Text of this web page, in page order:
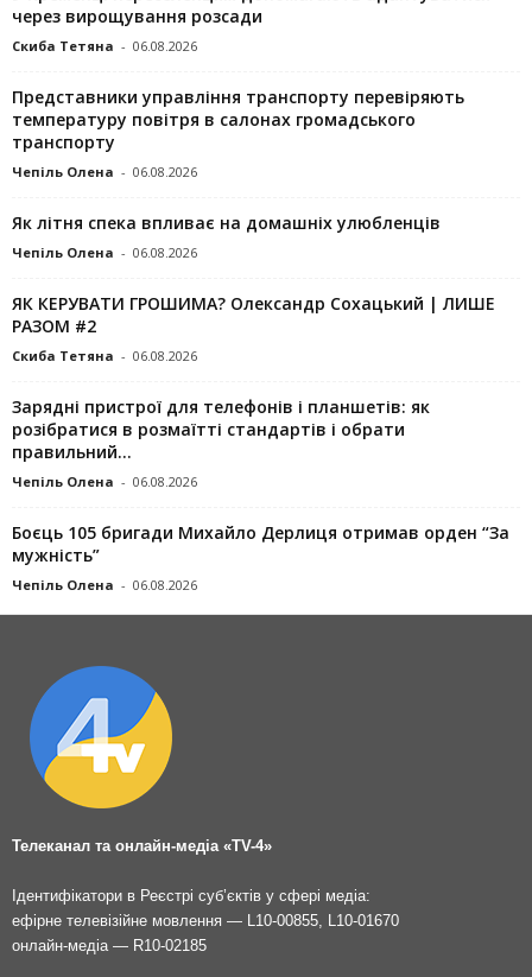
через вирощування розсади
Скиба Тетяна - 06.08.2026
Представники управління транспорту перевіряють
температуру повітря в салонах громадського
транспорту
Чепіль Олена - 06.08.2026
Як літня спека впливає на домашніх улюбленців
Чепіль Олена - 06.08.2026
ЯК КЕРУВАТИ ГРОШИМА? Олександр Сохацький | ЛИШЕ
РАЗОМ #2
Скиба Тетяна - 06.08.2026
Зарядні пристрої для телефонів і планшетів: як
розібратися в розмаїтті стандартів і обрати
правильний...
Чепіль Олена - 06.08.2026
Боєць 105 бригади Михайло Дерлиця отримав орден “За
мужність”
Чепіль Олена - 06.08.2026
Телеканал та онлайн-медіа «TV-4»
Ідентифікатори в Реєстрі суб’єктів у сфері медіа:
ефірне телевізійне мовлення — L10-00855, L10-01670
онлайн-медіа — R10-02185